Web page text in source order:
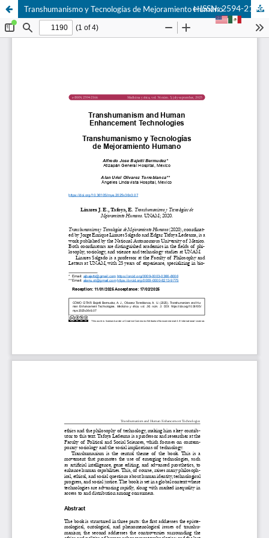
Transhumanismo y Tecnologías de Mejoramiento Humanoe-ISSN: 2594-2166